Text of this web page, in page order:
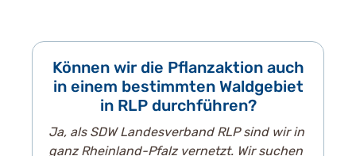
Können wir die Pflanzaktion auch
in einem bestimmten Waldgebiet
in RLP durchführen?
Ja, als SDW Landesverband RLP sind wir in
ganz Rheinland-Pfalz vernetzt. Wir suchen